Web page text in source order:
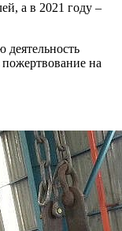
а в 2021 году –
на